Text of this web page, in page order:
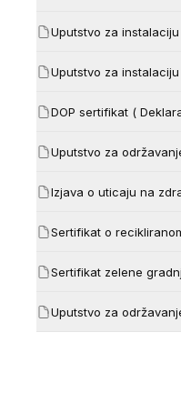
Uputstvo za instalaciju
Uputstvo za instalaciju
DOP sertifikat (
Uputstvo za
Izjava o uticaju na
Sertifikat o
Sertifikat zelene
Uputstvo za